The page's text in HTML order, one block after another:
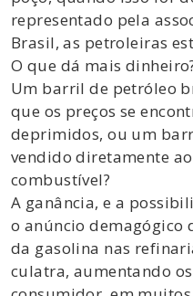
representado pela
Brasil, as petroleiras
O que dá mais
Um barril de petróleo
que os preços se
deprimidos, ou um
vendido diretamente
combustível?
A ganância, e a
o anúncio demagógico
da gasolina nas
culatra, aumentando